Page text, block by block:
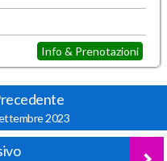
Info & Prenotazioni
2023